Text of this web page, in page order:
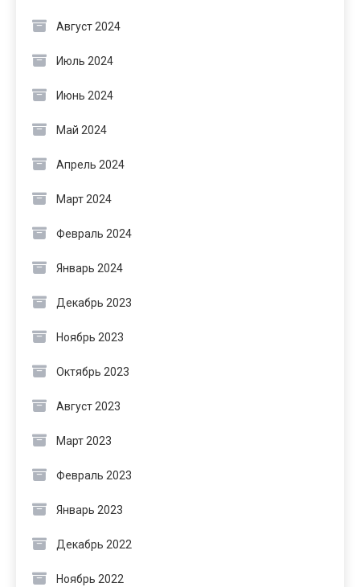
Август 2024
Июль 2024
Июнь 2024
Май 2024
Апрель 2024
Март 2024
Февраль 2024
Январь 2024
Декабрь 2023
Ноябрь 2023
Октябрь 2023
Август 2023
Март 2023
Февраль 2023
Январь 2023
Декабрь 2022
Ноябрь 2022